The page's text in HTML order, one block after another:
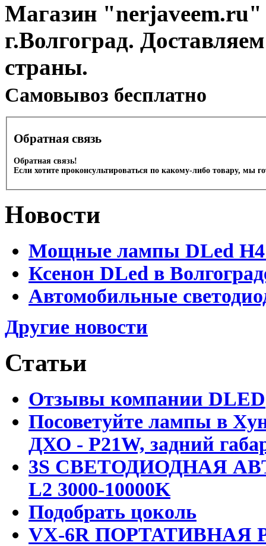
Магазин "nerjaveem.ru"
г.Волгоград.
страны.
Cамовывоз бесплатно
Обратная связь
Обратная связь!
Если хотите проконсультироваться по какому-либо товару, мы
Новости
Мощные лампы DLed H4
Ксенон DLed в
Автомобильные
Другие новости
Статьи
Отзывы компании DLED
Посоветуйте лампы в
ДХО - P21W, задний
3S СВЕТОДИОДНАЯ
L2 3000-10000K
Подобрать цоколь
VX-6R ПОРТАТИВНАЯ